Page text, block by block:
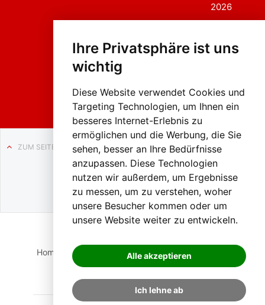
Ihre Privatsphäre ist uns
wichtig
Diese Website verwendet Cookies und
Targeting Technologien, um Ihnen ein
besseres Internet-Erlebnis zu
ermöglichen und die Werbung, die Sie
sehen, besser an Ihre Bedürfnisse
anzupassen. Diese Technologien
nutzen wir außerdem, um Ergebnisse
zu messen, um zu verstehen, woher
unsere Besucher kommen oder um
unsere Website weiter zu entwickeln.
Alle akzeptieren
Ich lehne ab
2026
sumzug
Liezen
ZUM SEITENANFANG
Auf BLO24.at werben?
+43 (0)664 2226600
Home Suche Login Impressum
Datenschutz